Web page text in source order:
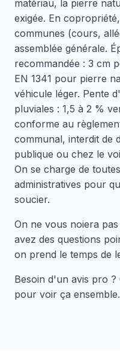
matériau, la pierre
exigée. En
communes (cours,
assemblée générale.
recommandée : 3 cm
EN 1341 pour pierre
véhicule léger. Pente
pluviales : 1,5 à 2 %
conforme au
communal, interdit de
publique ou chez le
On se charge de
administratives pour
soucier.
On ne vous noiera
avez des questions
on prend le temps de
Besoin d'un avis pro ?
pour voir ça ensemble.